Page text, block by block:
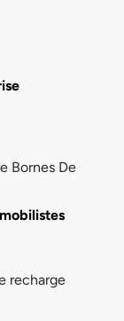
Bornes De
recharge